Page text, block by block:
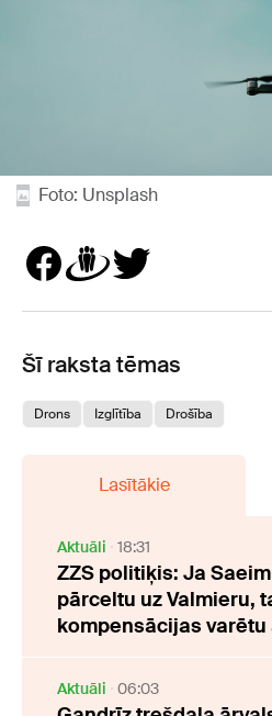
Foto: Unsplash
Šī raksta tēmas
Drons Izglītība Drošība
Lasītākie
Aktuāli 18:31
ZZS politiķis: Ja
pārceltu uz Valmieru,
kompensācijas
Aktuāli 06:03